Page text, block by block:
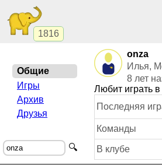
1816
onza
Илья,
8 лет
Любит играть
Последняя
Команды
В клубе
Общие
Игры
Архив
Друзья
🔍